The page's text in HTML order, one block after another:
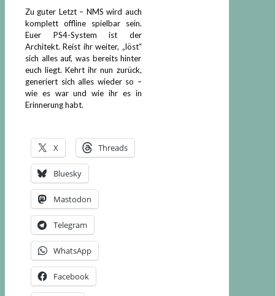
Zu guter Letzt – NMS wird auch
komplett offline spielbar sein.
Euer PS4-System ist der
Architekt. Reist ihr weiter, „löst“
sich alles auf, was bereits hinter
euch liegt. Kehrt ihr nun zurück,
generiert sich alles wieder so –
wie es war und wie ihr es in
Erinnerung habt.
X Threads
Bluesky
Mastodon
Telegram
WhatsApp
Facebook